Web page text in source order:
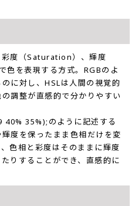
彩度（Saturation）、輝度
色を表現する方式。RGBのよ
に対し、HSLは人間の視覚的
調整が直感的で分かりやすい
35%);のように記述する
度を保ったまま色相だけを変
色相と彩度はそのままに輝度
りすることができ、直感的に